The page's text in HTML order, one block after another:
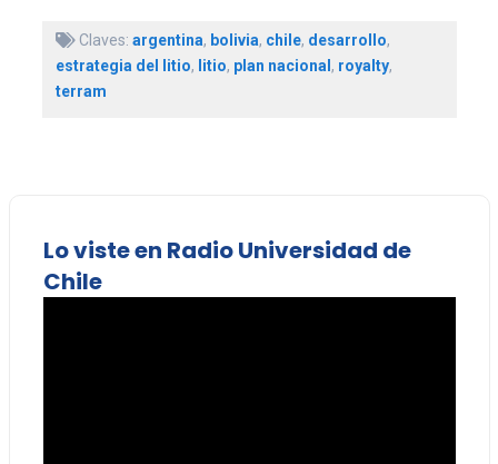
Claves: argentina, bolivia, chile, desarrollo,
estrategia del litio, litio, plan nacional, royalty,
terram
Lo viste en Radio Universidad de
Chile